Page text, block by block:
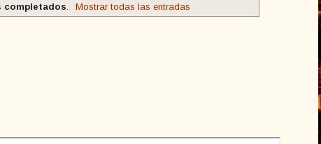
completados Mostrar todas las entradas